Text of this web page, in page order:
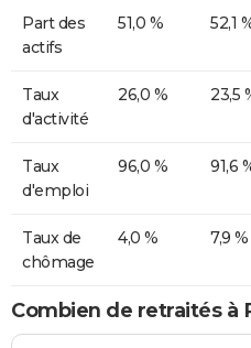
Part des
actifs
51,0 % 52,1
Taux
d'activité
26,0 % 23,5
Taux
d'emploi
96,0 % 91,6
Taux de
chômage
4,0 % 7,9 %
Combien de retraités à